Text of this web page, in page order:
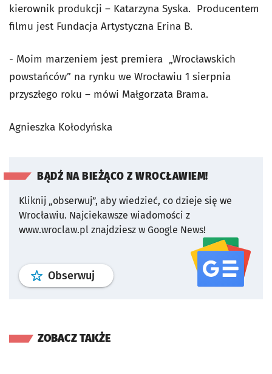
kierownik produkcji – Katarzyna Syska. Producentem
filmu jest Fundacja Artystyczna Erina B.
- Moim marzeniem jest premiera „Wrocławskich
powstańców” na rynku we Wrocławiu 1 sierpnia
przyszłego roku – mówi Małgorzata Brama.
Agnieszka Kołodyńska
BĄDŹ NA BIEŻĄCO Z WROCŁAWIEM!
Kliknij „obserwuj”, aby wiedzieć, co dzieje się we
Wrocławiu. Najciekawsze wiadomości z
www.wroclaw.pl znajdziesz w Google News!
Obserwuj profil serwisu
ZOBACZ TAKŻE